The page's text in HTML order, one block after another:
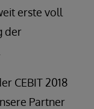
erste voll
der
CEBIT 2018
Partner